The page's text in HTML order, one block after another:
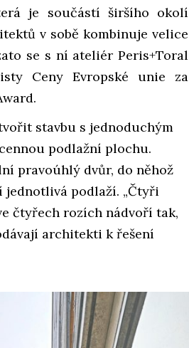
je součástí širšího okolí
v sobě kombinuje velice
se s ní ateliér Peris+Toral
Ceny Evropské unie za
stavbu s jednoduchým
podlažní plochu.
pravoúhlý dvůr, do něhož
podlaží. „Čtyři
čtyřech rozích nádvoří tak,
architekti k řešení